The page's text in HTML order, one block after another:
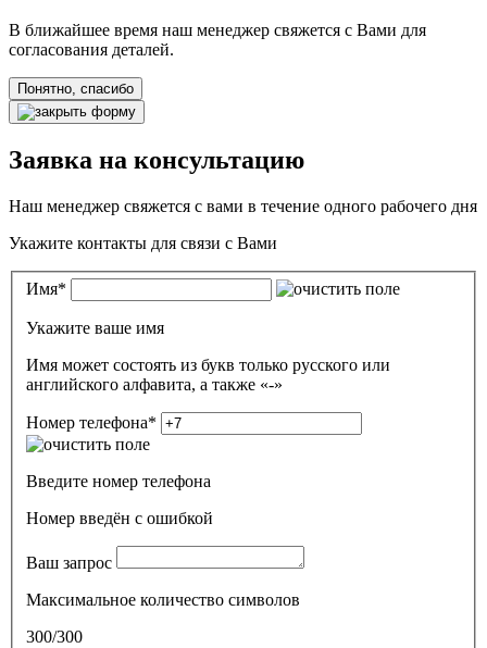
В ближайшее время наш менеджер свяжется с Вами для
согласования деталей.
Понятно, спасибо
Заявка на консультацию
Наш менеджер свяжется с вами в течение одного рабочего дня
Укажите контакты для связи с Вами
Имя*
Укажите ваше имя
Имя может состоять из букв только русского или
английского алфавита, а также «-»
Номер телефона*
Введите номер телефона
Номер введён c ошибкой
Ваш запрос
Максимальное количество символов
300/300